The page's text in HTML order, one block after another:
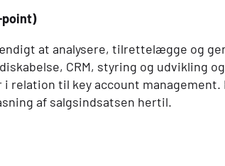
at analysere, tilrettelægge og
CRM, styring og udvikling
relation til key account
af salgsindsatsen hertil.